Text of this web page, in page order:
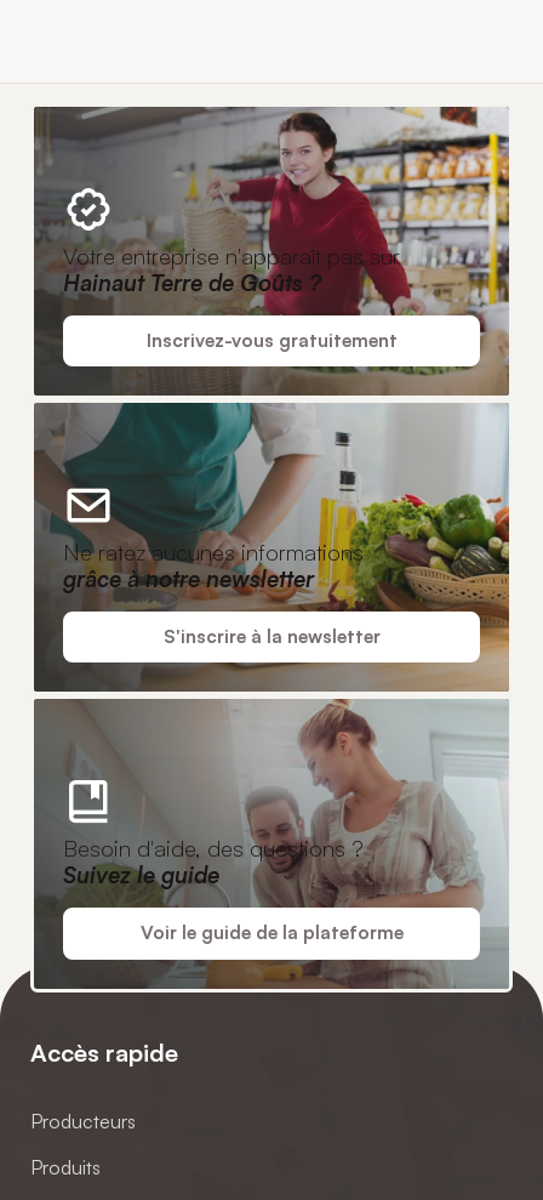
Votre entreprise n'apparaît pas sur
Hainaut Terre de Goûts ?
Inscrivez-vous gratuitement
Ne ratez aucunes informations
grâce à notre newsletter
S'inscrire à la newsletter
Besoin d'aide, des questions ?
Suivez le guide
Voir le guide de la plateforme
Accès rapide
Producteurs
Produits